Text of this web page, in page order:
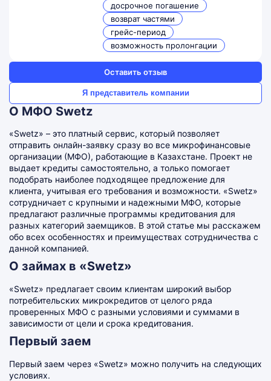
досрочное погашение
возврат частями
грейс-период
возможность пролонгации
Оставить отзыв
Я представитель компании
О МФО Swetz
«Swetz» – это платный сервис, который позволяет
отправить онлайн-заявку сразу во все микрофинансовые
организации (МФО), работающие в Казахстане. Проект не
выдает кредиты самостоятельно, а только помогает
подобрать наиболее подходящее предложение для
клиента, учитывая его требования и возможности. «Swetz»
сотрудничает с крупными и надежными МФО, которые
предлагают различные программы кредитования для
разных категорий заемщиков. В этой статье мы расскажем
обо всех особенностях и преимуществах сотрудничества с
данной компанией.
О займах в «Swetz»
«Swetz» предлагает своим клиентам широкий выбор
потребительских микрокредитов от целого ряда
проверенных МФО с разными условиями и суммами в
зависимости от цели и срока кредитования.
Первый заем
Первый заем через «Swetz» можно получить на следующих
условиях.